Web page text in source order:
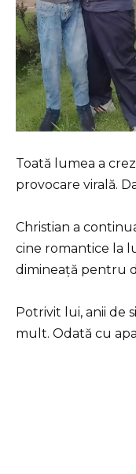
Toată lumea a
provocare virală.
Christian a
cine romantice la
dimineață pentru
Potrivit lui, anii de
mult. Odată cu